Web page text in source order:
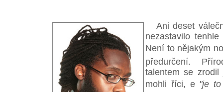
Ani deset
nezastavilo
Není to nějakým
předurčení.
talentem se
mohli říci, e "je